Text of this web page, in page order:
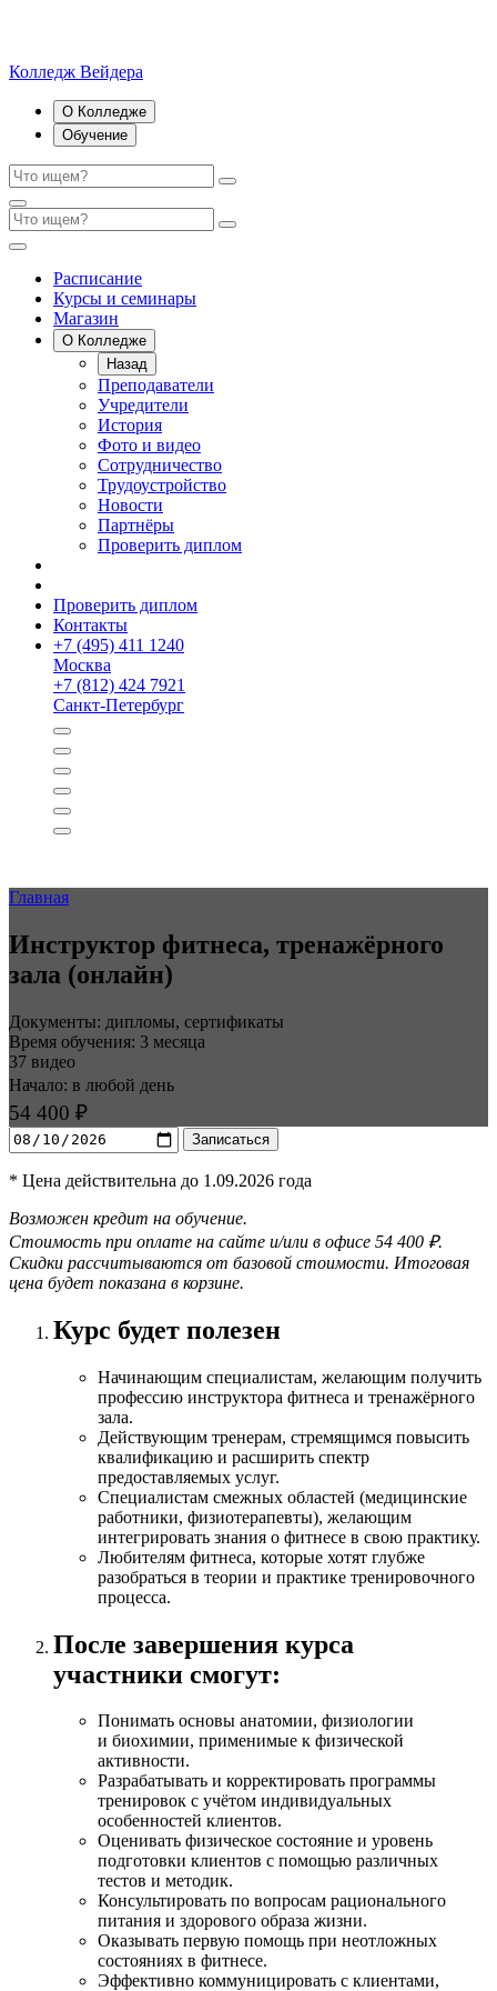
Колледж Вейдера
О Колледже
Обучение
Расписание
Курсы и семинары
Магазин
О Колледже
Назад
Преподаватели
Учредители
История
Фото и видео
Сотрудничество
Трудоустройство
Новости
Партнёры
Проверить диплом
Проверить диплом
Контакты
+7 (495) 411 1240
Москва
+7 (812) 424 7921
Санкт-Петербург
Главная
Инструктор фитнеса, тренажёрного
зала (онлайн)
Документы: дипломы, сертификаты
Время обучения: 3 месяца
37 видео
Начало: в любой день
54 400 ₽
Записаться
* Цена действительна до 1.09.2026 года
Возможен кредит на обучение.
Стоимость при оплате на сайте и/или в офисе 54 400 ₽.
Скидки рассчитываются от базовой стоимости. Итоговая
цена будет показана в корзине.
Курс будет полезен
Начинающим специалистам, желающим получить
профессию инструктора фитнеса и тренажёрного
зала.
Действующим тренерам, стремящимся повысить
квалификацию и расширить спектр
предоставляемых услуг.
Специалистам смежных областей (медицин­ские
работники, физиотерапевты), желающим
интегрировать знания о фитнесе в свою практику.
Любителям фитнеса, которые хотят глубже
разобраться в теории и практике тренировочного
процесса.
После завершения курса
участники смогут:
Понимать основы анатомии, физиологи­и
и биохимии, применимые к физической
активности.​
Разрабатывать и корректировать программы
тренировок с учётом индивидуальных
особенностей клиентов.​
Оценивать физическое состояние и уровень
подготовки клиентов с помощью различных
тестов и методик.​
Консультировать по вопросам рационального
питания и здорового образа жизни.
​ Оказывать первую помощь при неотложных
состояниях в фитнесе.​
Эффективно коммуницировать с клиентами,